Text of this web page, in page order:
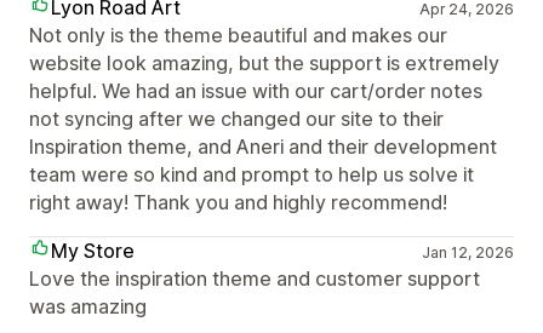
Lyon Road Art Apr 24, 2026
Not only is the theme beautiful and makes our
website look amazing, but the support is extremely
helpful. We had an issue with our cart/order notes
not syncing after we changed our site to their
Inspiration theme, and Aneri and their development
team were so kind and prompt to help us solve it
right away! Thank you and highly recommend!
My Store
Jan 12, 2026
Love the inspiration theme and customer support
was amazing